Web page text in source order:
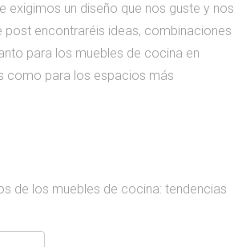
exigimos un diseño que nos guste y nos
post encontraréis ideas, combinaciones
para los muebles de cocina en
como para los espacios más
de los muebles de cocina: tendencias